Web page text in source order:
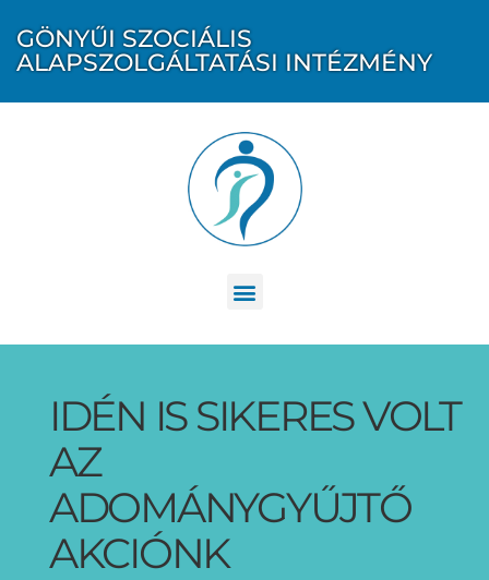
GÖNYŰI SZOCIÁLIS
ALAPSZOLGÁLTATÁSI INTÉZMÉNY
IDÉN IS SIKERES VOLT
AZ
ADOMÁNYGYŰJTŐ
AKCIÓNK